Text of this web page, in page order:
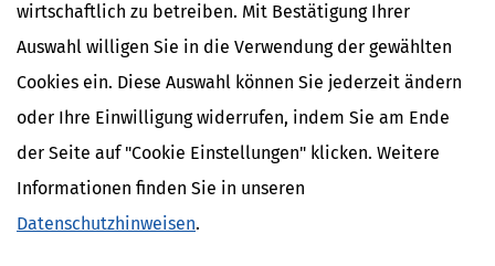
wirtschaftlich zu betreiben. Mit Bestätigung Ihrer
Auswahl willigen Sie in die Verwendung der gewählten
Cookies ein. Diese Auswahl können Sie jederzeit ändern
oder Ihre Einwilligung widerrufen, indem Sie am Ende
der Seite auf "Cookie Einstellungen" klicken. Weitere
Informationen finden Sie in unseren
Datenschutzhinweisen.